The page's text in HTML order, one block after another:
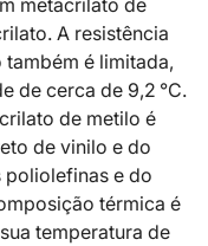
metacrilato de
A resistência
é limitada,
de cerca de 9,2 °C.
de metilo é
de vinilo e do
e do
térmica é
temperatura de